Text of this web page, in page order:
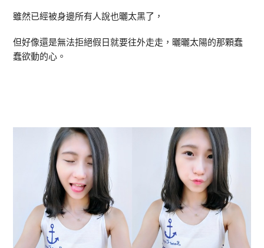
雖然已經被身邊所有人說也曬太黑了，
但好像還是無法拒絕假日就要往外走走，曬曬太陽的那顆蠢
蠢欲動的心。